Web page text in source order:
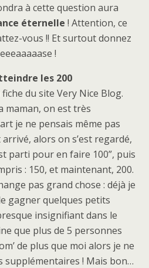
à cette question aura
éternelle ! Attention, ce
vous !! Et surtout donnez
!
les 200
du site Very Nice Blog.
maman, on est très
je ne pensais même pas
arrivé, alors on s’est regardé,
parti pour en faire 100”, puis
: 150, et maintenant, 200.
pas grand chose : déjà je
gagner quelques petits
insignifiant dans le
que plus de 5 personnes
de plus que moi alors je ne
supplémentaires ! Mais bon…